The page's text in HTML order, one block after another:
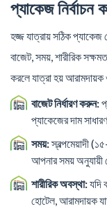
প্যাকেজ
হজ্জ যাত্রায় সঠিক প্যাকেজ
বাজেট, সময়, শারীরিক
করলে যাত্রা হয়
বাজেট নির্ধারণ করুন:
প্যাকেজের দাম
সময়:স্বল্পমেয়াদী
আপনার সময় অনুযায়ী
শারীরিক অবস্থা:যদি
হোটেল, আরামদায়ক